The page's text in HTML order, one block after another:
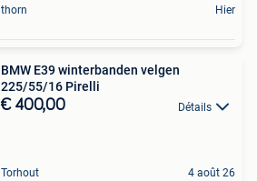
thorn Hier
BMW E39 winterbanden velgen
225/55/16 Pirelli
€ 400,00 Détails
Torhout 4 août 26